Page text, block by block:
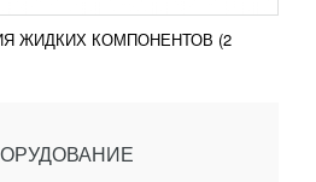
ЖИДКИХ КОМПОНЕНТОВ (2